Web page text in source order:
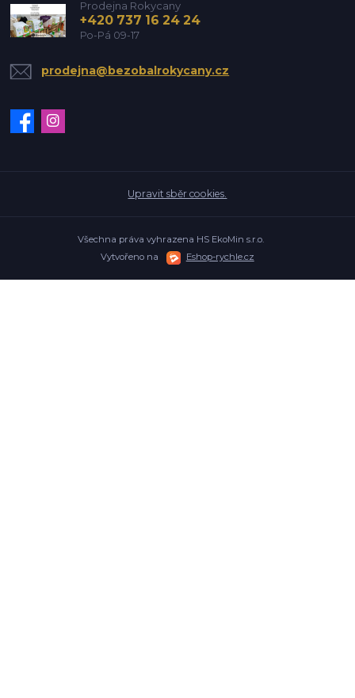
Prodejna Rokycany
+420 737 16 24 24
Po-Pá 09-17
prodejna@bezobalrokycany.cz
Upravit sběr cookies.
Všechna práva vyhrazena HS EkoMin s.r.o.
Vytvořeno na
Eshop-rychle.cz